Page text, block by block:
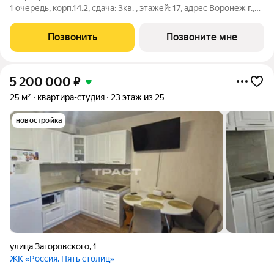
1 очередь, корп.14.2, сдача: 3кв. , этажей: 17, адрес Воронеж г.,
Позвонить Позвоните мне
5 200 000 ₽
25 м² квартира-студия 23 этаж из 25
новостройка
улица Загоровского,1
ЖК «Россия. Пять столиц»